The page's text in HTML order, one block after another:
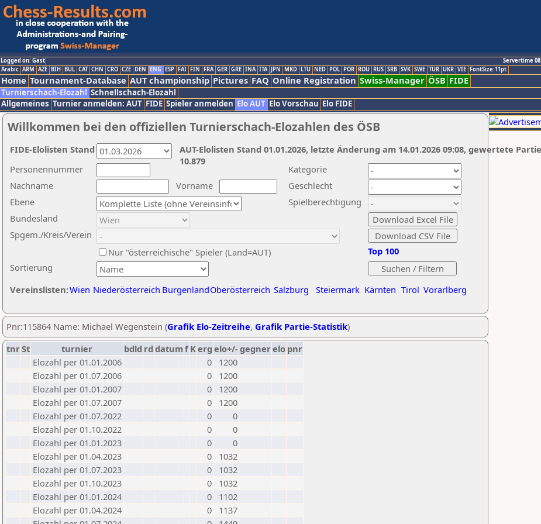
Logged on: Gast
Servertime
Arabic ARM AZE BIH BUL CAT CHN CRO CZE DEN ENG ESP FAI FIN FRA GER GRE INA ITA JPN MKD LTU NED POL POR ROU RUS SRB SVK SWE TUR UKR VIE FontSize:11pt
Home Tournament-Database AUT championship Pictures FAQ Online Registration Swiss-Manager ÖSB FIDE
Turnierschach-Elozahl Schnellschach-Elozahl
Allgemeines Turnier anmelden: AUT FIDE Spieler anmelden Elo AUT Elo Vorschau Elo FIDE
Willkommen bei den offiziellen Turnierschach-Elozahlen des ÖSB
Nachname
Vorname
Ebene
Kategorie
Sortierung
Personennummer
Bundesland
Spgem./Kreis/Verein
Geschlecht
Nur "österreichische" Spieler (Land=AUT)
Spielberechtigung
Vereinslisten:Wien Niederösterreich BurgenlandOberösterreich Salzburg Steiermark Kärnten Tirol Vorarlberg
Top 100
AUT-Elolisten Stand 01.01.2026, letzte Änderung am 14.01.2026 09:08, gewertete
10.879
FIDE-Elolisten Stand
Pnr:115864 Name: Michael Wegenstein (Grafik Elo-Zeitreihe, Grafik Partie-Statistik)
tnrSt turnier bdld rd datumf Kerg elo+/-gegnerelo pnr
Elozahl per 01.01.2006
0
1200
Elozahl per 01.07.2006
0
1200
Elozahl per 01.01.2007
0
1200
Elozahl per 01.07.2007
0
1200
Elozahl per 01.07.2022
0
0
Elozahl per 01.10.2022
0
0
Elozahl per 01.01.2023
0
0
Elozahl per 01.04.2023
0
1032
Elozahl per 01.07.2023
0
1032
Elozahl per 01.10.2023
0
1032
Elozahl per 01.01.2024
0
1102
Elozahl per 01.04.2024
0
1137